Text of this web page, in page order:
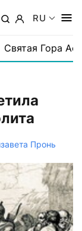
RU
Святая Гора
Пронь